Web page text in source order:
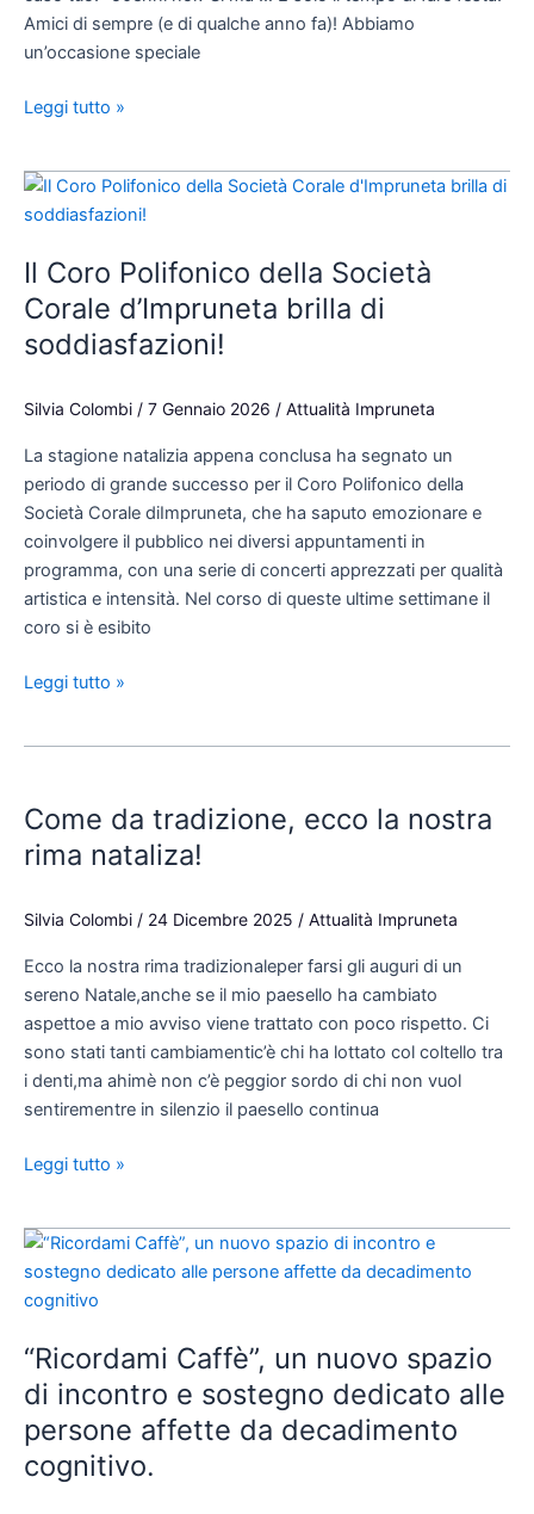
Amici di sempre (e di qualche anno fa)! Abbiamo
un’occasione speciale
Leggi tutto »
Il Coro Polifonico della Società
Corale d’Impruneta brilla di
soddiasfazioni!
Silvia Colombi / 7 Gennaio 2026 / Attualità Impruneta
La stagione natalizia appena conclusa ha segnato un
periodo di grande successo per il Coro Polifonico della
Società Corale diImpruneta, che ha saputo emozionare e
coinvolgere il pubblico nei diversi appuntamenti in
programma, con una serie di concerti apprezzati per qualità
artistica e intensità. Nel corso di queste ultime settimane il
coro si è esibito
Il
Coro
della
Società
Corale
d’Impruneta
di
Leggi tutto »
Come da tradizione, ecco la nostra
rima nataliza!
Silvia Colombi / 24 Dicembre 2025 / Attualità Impruneta
Ecco la nostra rima tradizionaleper farsi gli auguri di un
sereno Natale,anche se il mio paesello ha cambiato
aspettoe a mio avviso viene trattato con poco rispetto. Ci
sono stati tanti cambiamentic’è chi ha lottato col coltello tra
i denti,ma ahimè non c’è peggior sordo di chi non vuol
sentirementre in silenzio il paesello continua
tradizione,
ecco
rima
nataliza!
Leggi tutto »
“Ricordami Caffè”, un nuovo spazio
di incontro e sostegno dedicato alle
persone affette da decadimento
cognitivo.
“Ricordami
Caffè”,
un
spazio
di
e
sostegno